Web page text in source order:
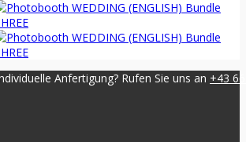
Anfertigung? Rufen Sie uns an +43